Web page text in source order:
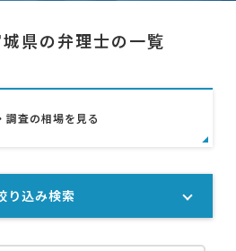
県の弁理士の一覧
調査の相場を見る
り込み検索